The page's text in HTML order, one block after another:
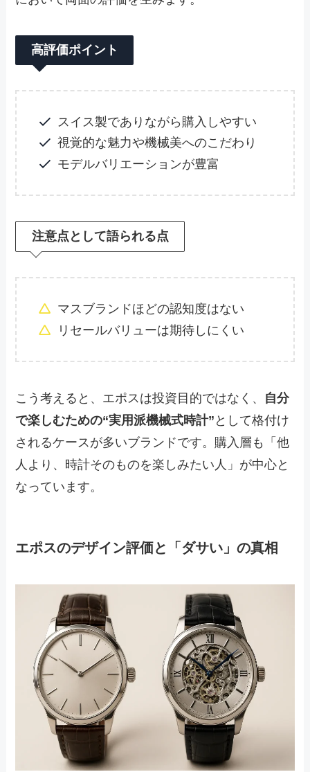
高評価ポイント
スイス製でありながら購入しやすい
視覚的な魅力や機械美へのこだわり
モデルバリエーションが豊富
注意点として語られる点
マスブランドほどの認知度はない
リセールバリューは期待しにくい
こう考えると、エポスは投資目的ではなく、 自分
で楽しむための“実用派機械式時計” として格付け
されるケースが多いブランドです。購入層も「他
人より、時計そのものを楽しみたい人」が中心と
なっています。
エポスのデザイン評価と「ダサい」の真相